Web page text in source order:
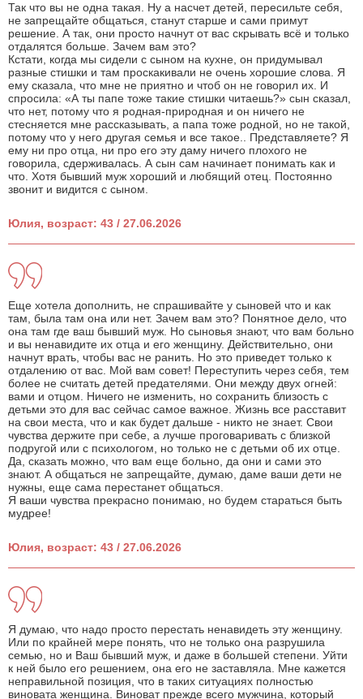
Так что вы не одна такая. Ну а насчет детей, пересильте себя,
не запрещайте общаться, станут старше и сами примут
решение. А так, они просто начнут от вас скрывать всё и только
отдалятся больше. Зачем вам это?
Кстати, когда мы сидели с сыном на кухне, он придумывал
разные стишки и там проскакивали не очень хорошие слова. Я
ему сказала, что мне не приятно и чтоб он не говорил их. И
спросила: «А ты папе тоже такие стишки читаешь?» сын сказал,
что нет, потому что я родная-природная и он ничего не
стесняется мне рассказывать, а папа тоже родной, но не такой,
потому что у него другая семья и все такое.. Представляете? Я
ему ни про отца, ни про его эту даму ничего плохого не
говорила, сдерживалась. А сын сам начинает понимать как и
что. Хотя бывший муж хороший и любящий отец. Постоянно
звонит и видится с сыном.
Юлия, возраст: 43 / 27.06.2026
Еще хотела дополнить, не спрашивайте у сыновей что и как
там, была там она или нет. Зачем вам это? Понятное дело, что
она там где ваш бывший муж. Но сыновья знают, что вам больно
и вы ненавидите их отца и его женщину. Действительно, они
начнут врать, чтобы вас не ранить. Но это приведет только к
отдалению от вас. Мой вам совет! Переступить через себя, тем
более не считать детей предателями. Они между двух огней:
вами и отцом. Ничего не изменить, но сохранить близость с
детьми это для вас сейчас самое важное. Жизнь все расставит
на свои места, что и как будет дальше - никто не знает. Свои
чувства держите при себе, а лучше проговаривать с близкой
подругой или с психологом, но только не с детьми об их отце.
Да, сказать можно, что вам еще больно, да они и сами это
знают. А общаться не запрещайте, думаю, даме ваши дети не
нужны, еще сама перестанет общаться.
Я ваши чувства прекрасно понимаю, но будем стараться быть
мудрее!
Юлия, возраст: 43 / 27.06.2026
Я думаю, что надо просто перестать ненавидеть эту женщину.
Или по крайней мере понять, что не только она разрушила
семью, но и Ваш бывший муж, и даже в большей степени. Уйти
к ней было его решением, она его не заставляла. Мне кажется
неправильной позиция, что в таких ситуациях полностью
виновата женщина. Виноват прежде всего мужчина, который